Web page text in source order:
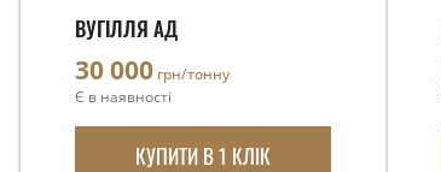
ВУГІЛЛЯ АД
30 000 грн/тонну
Є в наявності
КУПИТИ В 1 КЛІК